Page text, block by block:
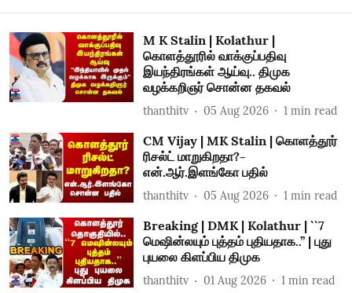
M K Stalin | Kolathur |
கொளத்தூரில் வாக்குப்பதிவு
இயந்திரங்கள் ஆய்வு.. திமுக
வழக்கறிஞர் சொன்ன தகவல்
thanthitv 05 Aug 2026 1 min read
CM Vijay | MK Stalin | கொளத்தூர்
ரிசல்ட் மாறுகிறதா?-
என்.ஆர்.இளங்கோ பதில்
thanthitv 05 Aug 2026 1 min read
Breaking | DMK | Kolathur | ``7
மெஷின்லயும் புத்தம் புதியதாக..’’ | புது
புயலை கிளப்பிய திமுக
thanthitv 01 Aug 2026 1 min read